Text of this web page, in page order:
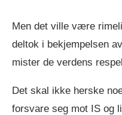
Men det ville være
deltok i bekjempelsen
mister de verdens
Det skal ikke herske
forsvare seg mot IS og